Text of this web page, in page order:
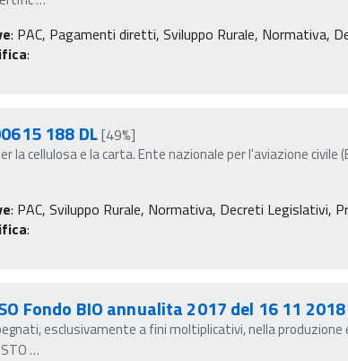
: PAC, Pagamenti diretti, Sviluppo Rurale, Normativa,
:
188 DL[49%]
la cellulosa e la carta. Ente nazionale per l'aviazione civile
: PAC, Sviluppo Rurale, Normativa, Decreti Legislativi,
:
Fondo BIO annualita 2017 del 16 11 2018
esclusivamente a fini moltiplicativi, nella produzione
…